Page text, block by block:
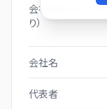
会社プロフィール
り）
会社名
代表者